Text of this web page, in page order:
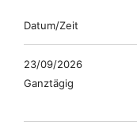
Datum/Zeit
23/09/2026
Ganztägig